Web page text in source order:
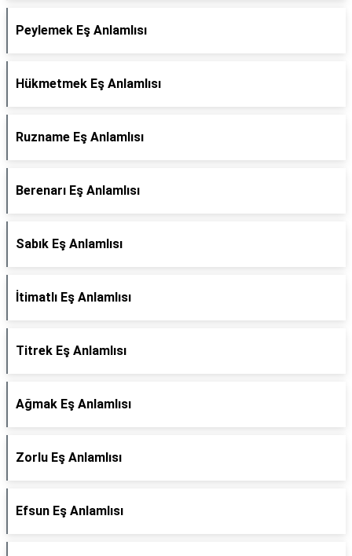
Peylemek Eş Anlamlısı
Hükmetmek Eş Anlamlısı
Ruzname Eş Anlamlısı
Berenarı Eş Anlamlısı
Sabık Eş Anlamlısı
İtimatlı Eş Anlamlısı
Titrek Eş Anlamlısı
Ağmak Eş Anlamlısı
Zorlu Eş Anlamlısı
Efsun Eş Anlamlısı